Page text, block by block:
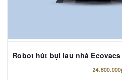
Robot hút bụi lau nhà